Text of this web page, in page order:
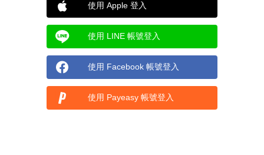
使用 Apple 登入
使用 LINE 帳號登入
使用 Facebook 帳號登入
使用 Payeasy 帳號登入